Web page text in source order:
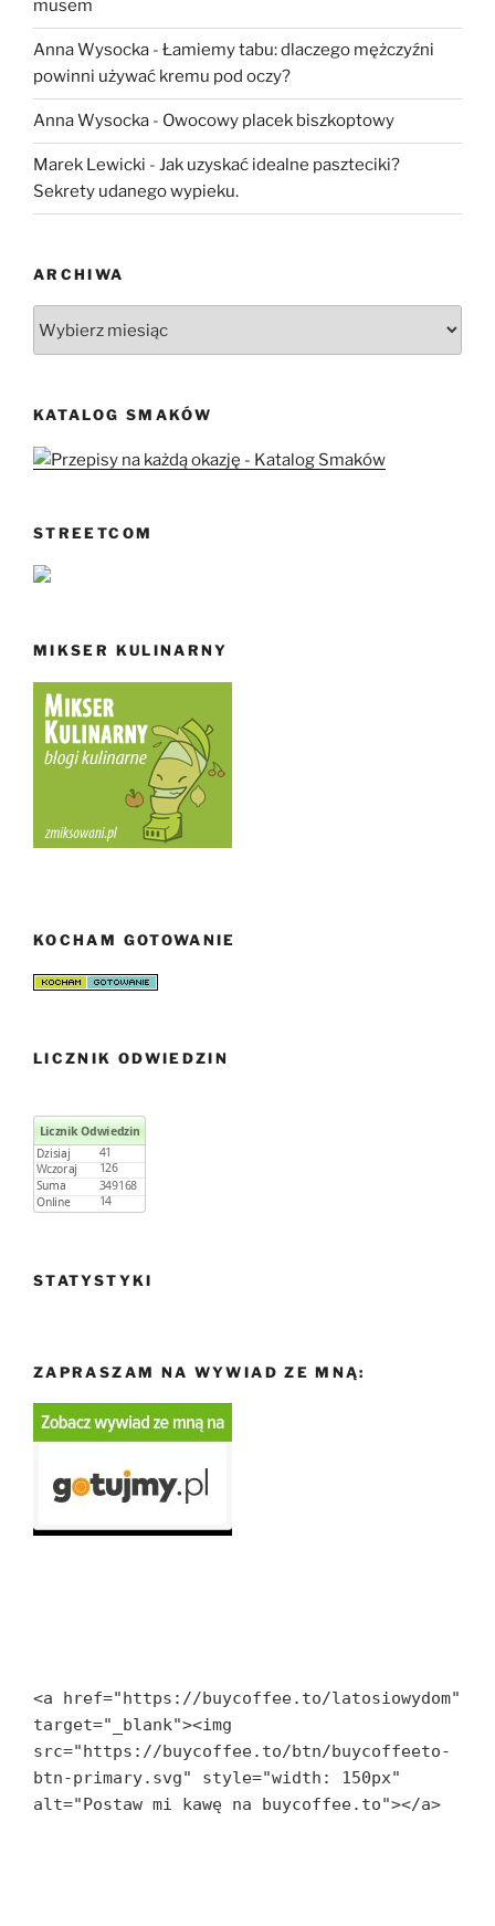
musem
Anna Wysocka - Łamiemy tabu: dlaczego mężczyźni
powinni używać kremu pod oczy?
Anna Wysocka - Owocowy placek biszkoptowy
Marek Lewicki - Jak uzyskać idealne paszteciki?
Sekrety udanego wypieku.
ARCHIWA
KATALOG SMAKÓW
STREETCOM
MIKSER KULINARNY
KOCHAM GOTOWANIE
LICZNIK ODWIEDZIN
STATYSTYKI
ZAPRASZAM NA WYWIAD ZE MNĄ:
<a href="https://buycoffee.to/latosiowydom"
target="_blank"><img
src="https://buycoffee.to/btn/buycoffeeto-
btn-primary.svg" style="width: 150px"
alt="Postaw mi kawę na buycoffee.to"></a>